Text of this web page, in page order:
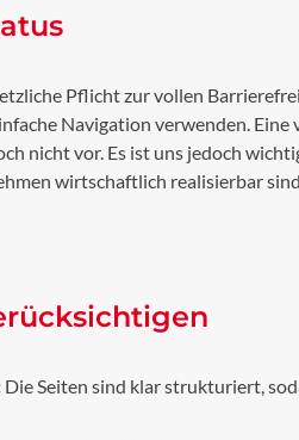
Pflicht zur vollen
Navigation verwenden.
nicht vor. Es ist uns jedoch
wirtschaftlich realisierbar
Die Seiten sind klar strukturiert,